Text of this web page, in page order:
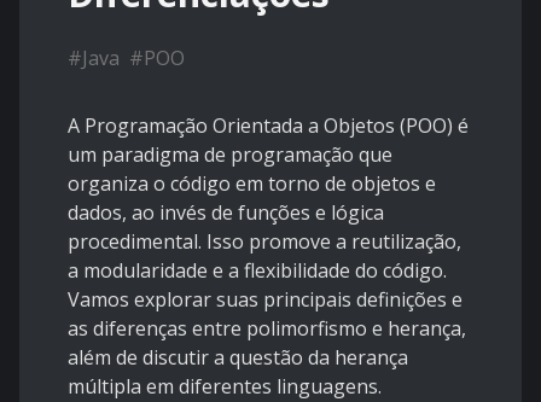
#Java #POO
A Programação Orientada a Objetos (POO) é
um paradigma de programação que
organiza o código em torno de objetos e
dados, ao invés de funções e lógica
procedimental. Isso promove a reutilização,
a modularidade e a flexibilidade do código.
Vamos explorar suas principais definições e
as diferenças entre polimorfismo e herança,
além de discutir a questão da herança
múltipla em diferentes linguagens.